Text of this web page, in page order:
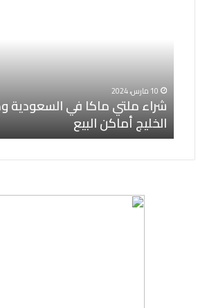
|
المنتج
الأصلي
10 مارس، 2024
فيتوليز و سرعة القذف | المنتج